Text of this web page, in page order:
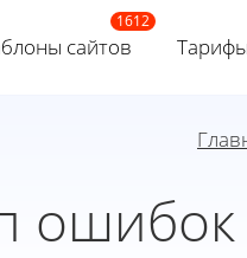
сайтов Тарифы
ошибок